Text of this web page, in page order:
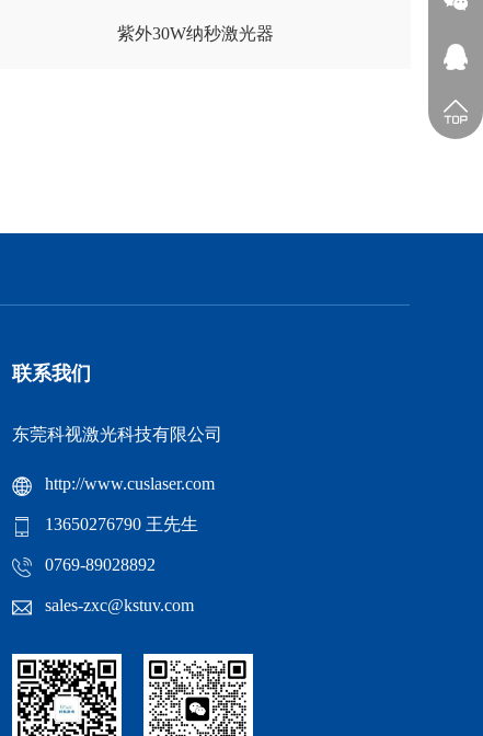
紫外30W纳秒激光器
联系我们
东莞科视激光科技有限公司
http://www.cuslaser.com
13650276790 王先生
0769-89028892
sales-zxc@kstuv.com